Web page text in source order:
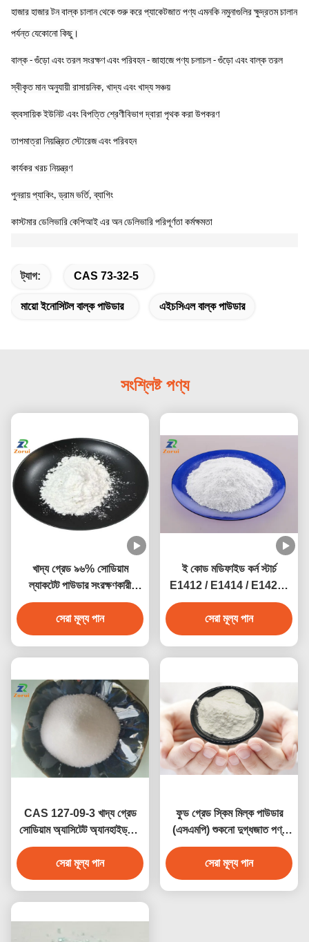
হাজার হাজার টন বাল্ক চালান থেকে শুরু করে প্যাকেটজাত পণ্য এমনকি নমুনাগুলির ক্ষুদ্রতম চালান
পর্যন্ত যেকোনো কিছু।
বাল্ক - গুঁড়ো এবং তরল সংরক্ষণ এবং পরিবহন - জাহাজে পণ্য চলাচল - গুঁড়ো এবং বাল্ক তরল
স্বীকৃত মান অনুযায়ী রাসায়নিক, খাদ্য এবং খাদ্য সঞ্চয়
ব্যবসায়িক ইউনিট এবং বিপত্তি শ্রেণীবিভাগ দ্বারা পৃথক করা উপকরণ
তাপমাত্রা নিয়ন্ত্রিত স্টোরেজ এবং পরিবহন
কার্যকর খরচ নিয়ন্ত্রণ
পুনরায় প্যাকিং, ড্রাম ভর্তি, ব্যাগিং
কাস্টমার ডেলিভারি কেপিআই এর অন ডেলিভারি পরিপূর্ণতা কর্মক্ষমতা
ট্যাগ: CAS 73-32-5
মায়ো ইনোসিটল বাল্ক পাউডার এইচসিএল বাল্ক পাউডার
সংশ্লিষ্ট পণ্য
খাদ্য গ্রেড ৯৬% সোডিয়াম
ল্যাকটেট পাউডার সংরক্ষণকারী
সোডিয়াম ২-
হাইড্রোক্সাইপ্রোপানোয়েট CAS
৮৬৭-৫৬-১
সেরা মূল্য পান
ই কোড মডিফাইড কর্ন স্টার্চ
E1412 / E1414 / E1422 /
E1442
সেরা মূল্য পান
CAS 127-09-3 খাদ্য গ্রেড
সোডিয়াম অ্যাসিটেট অ্যানহাইড্রাস/
এসিটিক এসিড সোডিয়াম লবণ
ইনজেকশনযোগ্য
সেরা মূল্য পান
ফুড গ্রেড স্কিম মিল্ক পাউডার
(এসএমপি) শুকনো দুগ্ধজাত পণ্য
স্কিমড মিল্ক পাউডার ফর ক্রিম
(আশতা)
সেরা মূল্য পান